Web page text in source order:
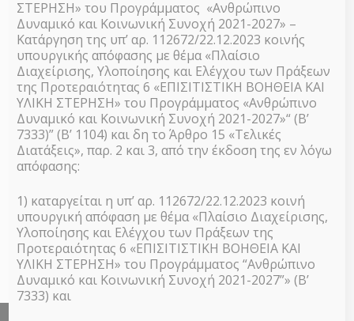
for
23
Ιουλίου
2026
Events
and
Views
Search
23/7/2026
Select
date.
Previous Day Next Day
Subscribe to calendar
ΣΤΕΡΗΣΗ» του Προγράμματος «Ανθρώπινο
Δυναμικό και Κοινωνική Συνοχή 2021-2027» –
Κατάργηση της υπ’ αρ. 112672/22.12.2023 κοινής
υπουργικής απόφασης με θέμα «Πλαίσιο
Διαχείρισης, Υλοποίησης και Ελέγχου των Πράξεων
της Προτεραιότητας 6 «ΕΠΙΣΙΤΙΣΤΙΚΗ ΒΟΗΘΕΙΑ ΚΑΙ
ΥΛΙΚΗ ΣΤΕΡΗΣΗ» του Προγράμματος «Ανθρώπινο
Δυναμικό και Κοινωνική Συνοχή 2021-2027»“ (Β’
7333)” (Β’ 1104) και δη το Άρθρο 15 «Τελικές
Διατάξεις», παρ. 2 και 3, από την έκδοση της εν λόγω
απόφασης:
1) καταργείται η υπ’ αρ. 112672/22.12.2023 κοινή
υπουργική απόφαση με θέμα «Πλαίσιο Διαχείρισης,
Υλοποίησης και Ελέγχου των Πράξεων της
Προτεραιότητας 6 «ΕΠΙΣΙΤΙΣΤΙΚΗ ΒΟΗΘΕΙΑ ΚΑΙ
ΥΛΙΚΗ ΣΤΕΡΗΣΗ» του Προγράμματος “Ανθρώπινο
Δυναμικό και Κοινωνική Συνοχή 2021-2027”» (Β’
7333) και